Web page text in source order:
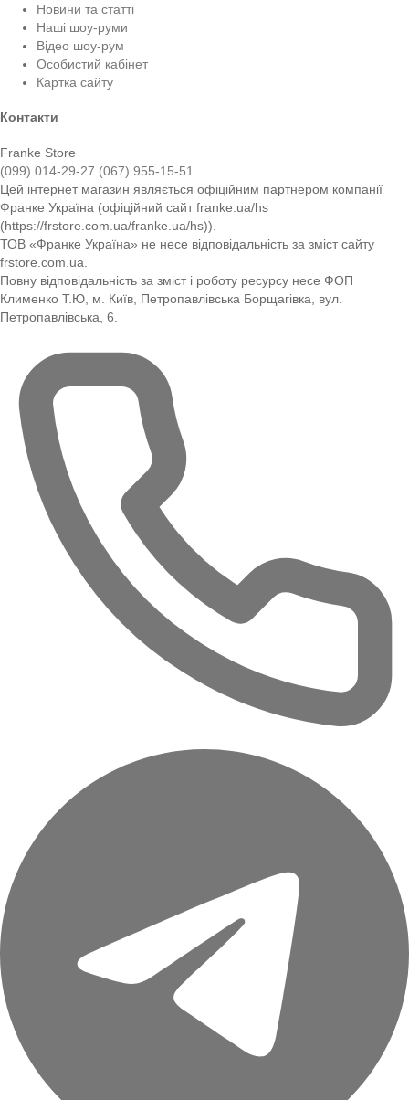
Новини та статті
Наші шоу-руми
Відео шоу-рум
Особистий кабінет
Картка сайту
Контакти
Franke Store
(099) 014-29-27 (067) 955-15-51
Цей інтернет магазин являється офіційним партнером компанії
Франке Україна (офіційний сайт franke.ua/hs
(https://frstore.com.ua/franke.ua/hs)).
ТОВ «Франке Україна» не несе відповідальність за зміст сайту
frstore.com.ua.
Повну відповідальність за зміст і роботу ресурсу несе ФОП
Клименко Т.Ю, м. Київ, Петропавлівська Борщагівка, вул.
Петропавлівська, 6.